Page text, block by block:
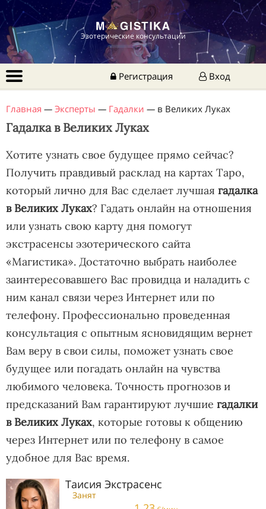
Эзотерические консультации
Регистрация Вход
Главная — Эксперты — Гадалки — в Великих Луках
Гадалка в Великих Луках
Хотите узнать свое будущее прямо сейчас?
Получить правдивый расклад на картах Таро,
который лично для Вас сделает лучшая гадалка
в Великих Луках? Гадать онлайн на отношения
или узнать свою карту дня помогут
экстрасенсы эзотерического сайта
«Магистика». Достаточно выбрать наиболее
заинтересовавшего Вас провидца и наладить с
ним канал связи через Интернет или по
телефону. Профессионально проведенная
консультация с опытным ясновидящим вернет
Вам веру в свои силы, поможет узнать свое
будущее или погадать онлайн на чувства
любимого человека. Точность прогнозов и
предсказаний Вам гарантируют лучшие гадалки
в Великих Луках, которые готовы к общению
через Интернет или по телефону в самое
удобное для Вас время.